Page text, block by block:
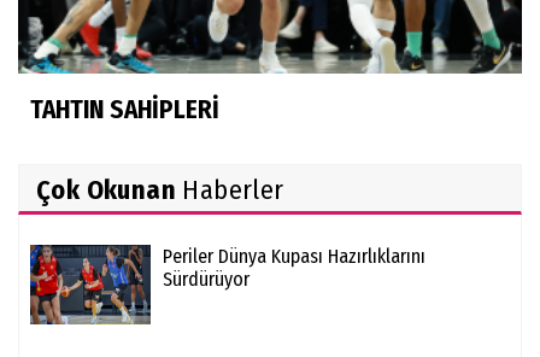
TAHTIN SAHİPLERİ
Çok Okunan Haberler
Periler Dünya Kupası Hazırlıklarını
Sürdürüyor